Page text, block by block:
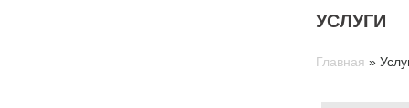
УСЛУГИ
Главная »